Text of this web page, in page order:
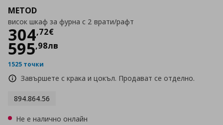
METOD
висок шкаф за фурна с 2 врати/рафт
304,72€
Цена304,72 €
595,98лв
1525 точки
Завършете с крака и цокъл. Продават се отделно.
894.864.56
Не е налично онлайн